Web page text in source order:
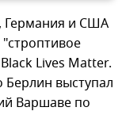
Германия и США
Lives Matter.
Берлин выступал
Варшаве по